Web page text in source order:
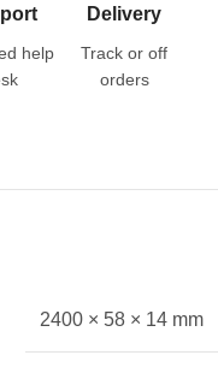
help
Delivery
Track or off
orders
2400 × 58 × 14 mm